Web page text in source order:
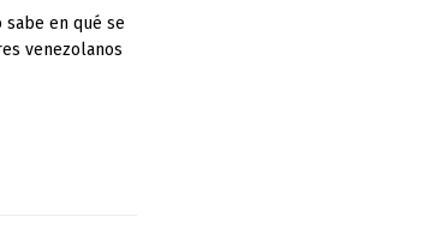
en qué se
venezolanos